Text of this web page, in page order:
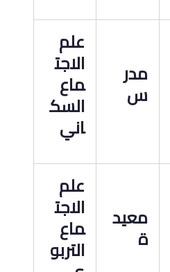
مدر
س
علم
الاجت
ماع
السك
اني
معيد
ة
علم
الاجت
ماع
التربو